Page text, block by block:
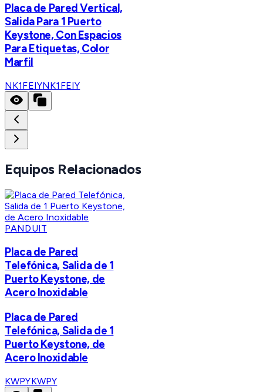
Placa de Pared Vertical,
Salida Para 1 Puerto
Keystone, Con Espacios
Para Etiquetas, Color
Marfil
NK1FEIYNK1FEIY
Equipos Relacionados
PANDUIT
Placa de Pared
Telefónica, Salida de 1
Puerto Keystone, de
Acero Inoxidable
Placa de Pared
Telefónica, Salida de 1
Puerto Keystone, de
Acero Inoxidable
KWPYKWPY